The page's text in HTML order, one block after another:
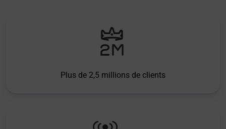
Plus de 2,5 millions de clients